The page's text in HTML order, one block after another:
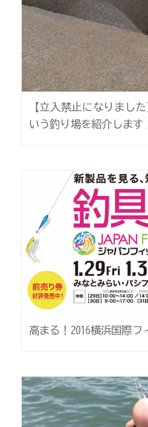
【立入禁止になりまし
いう釣り場を紹介します
高まる！2016横浜国際フ